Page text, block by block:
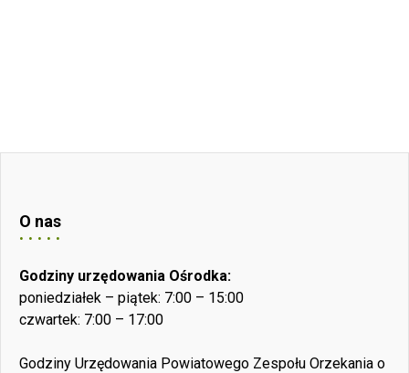
O nas
Godziny urzędowania Ośrodka:
poniedziałek – piątek: 7:00 – 15:00
czwartek: 7:00 – 17:00
Godziny Urzędowania Powiatowego Zespołu Orzekania o